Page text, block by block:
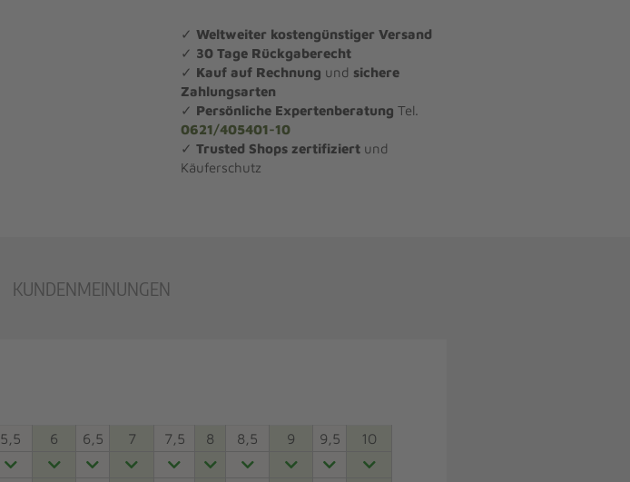
✓ Weltweiter kostengünstiger Versand
✓ 30 Tage Rückgaberecht
✓ Kauf auf Rechnung und sichere
Zahlungsarten
✓ Persönliche Expertenberatung Tel.
0621/405401-10
✓ Trusted Shops zertifiziertund
Käuferschutz
KUNDENMEINUNGEN
5,5 6 6,5 7 7,5 8 8,5 9 9,5 10